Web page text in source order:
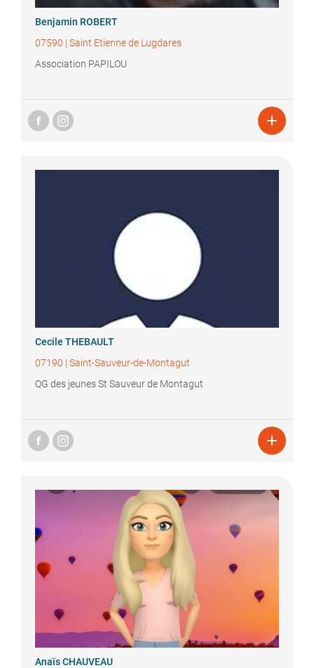
Benjamin ROBERT
07590 | Saint Etienne de Lugdares
Association PAPILOU

Cecile THEBAULT
07190 | Saint-Sauveur-de-Montagut
QG des jeunes St Sauveur de Montagut

AnaïsCHAUVEAU